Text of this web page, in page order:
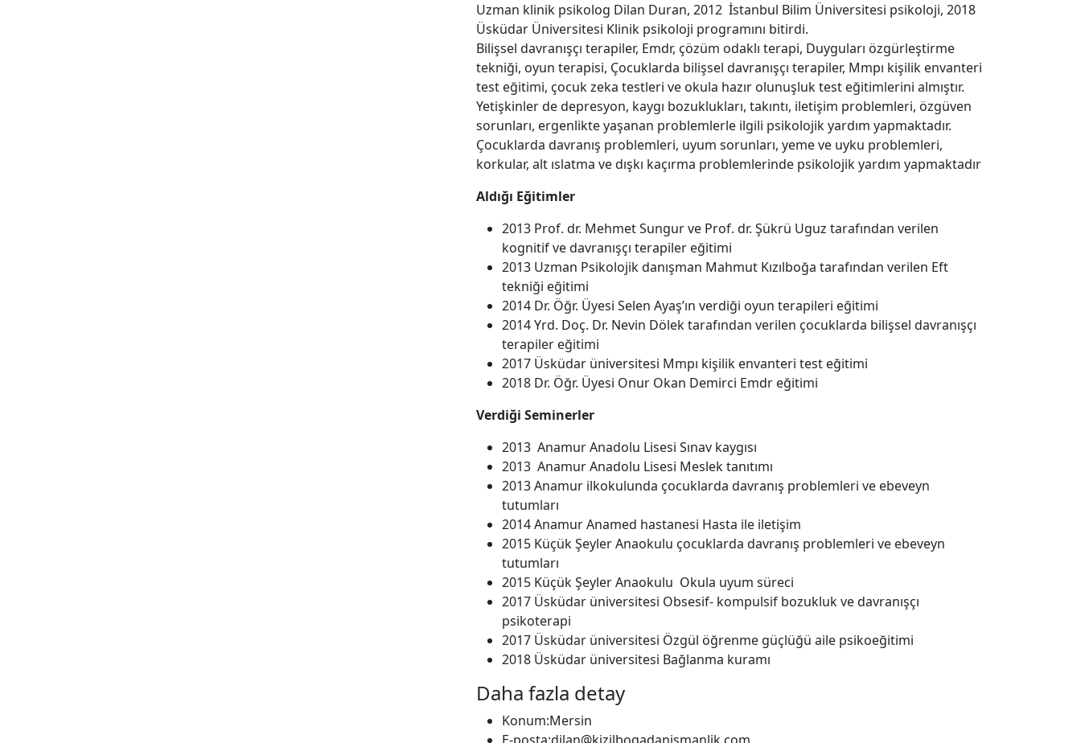
Uzman klinik psikolog Dilan Duran, 2012 İstanbul Bilim Üniversitesi psikoloji, 2018
Üsküdar Üniversitesi Klinik psikoloji programını bitirdi.
Bilişsel davranışçı terapiler, Emdr, çözüm odaklı terapi, Duyguları özgürleştirme
tekniği, oyun terapisi, Çocuklarda bilişsel davranışçı terapiler, Mmpı kişilik envanteri
test eğitimi, çocuk zeka testleri ve okula hazır olunuşluk test eğitimlerini almıştır.
Yetişkinler de depresyon, kaygı bozuklukları, takıntı, iletişim problemleri, özgüven
sorunları, ergenlikte yaşanan problemlerle ilgili psikolojik yardım yapmaktadır.
Çocuklarda davranış problemleri, uyum sorunları, yeme ve uyku problemleri,
korkular, alt ıslatma ve dışkı kaçırma problemlerinde psikolojik yardım yapmaktadır
Aldığı Eğitimler
2013 Prof. dr. Mehmet Sungur ve Prof. dr. Şükrü Uguz tarafından verilen
kognitif ve davranışçı terapiler eğitimi
2013 Uzman Psikolojik danışman Mahmut Kızılboğa tarafından verilen Eft
tekniği eğitimi
2014 Dr. Öğr. Üyesi Selen Ayaş’ın verdiği oyun terapileri eğitimi
2014 Yrd. Doç. Dr. Nevin Dölek tarafından verilen çocuklarda bilişsel davranışçı
terapiler eğitimi
2017 Üsküdar üniversitesi Mmpı kişilik envanteri test eğitimi
2018 Dr. Öğr. Üyesi Onur Okan Demirci Emdr eğitimi
Verdiği Seminerler
2013 Anamur Anadolu Lisesi Sınav kaygısı
2013 Anamur Anadolu Lisesi Meslek tanıtımı
2013 Anamur ilkokulunda çocuklarda davranış problemleri ve ebeveyn
tutumları
2014 Anamur Anamed hastanesi Hasta ile iletişim
2015 Küçük Şeyler Anaokulu çocuklarda davranış problemleri ve ebeveyn
tutumları
2015 Küçük Şeyler Anaokulu Okula uyum süreci
2017 Üsküdar üniversitesi Obsesif- kompulsif bozukluk ve davranışçı
psikoterapi
2017 Üsküdar üniversitesi Özgül öğrenme güçlüğü aile psikoeğitimi
2018 Üsküdar üniversitesi Bağlanma kuramı
Daha fazla detay
Konum:Mersin